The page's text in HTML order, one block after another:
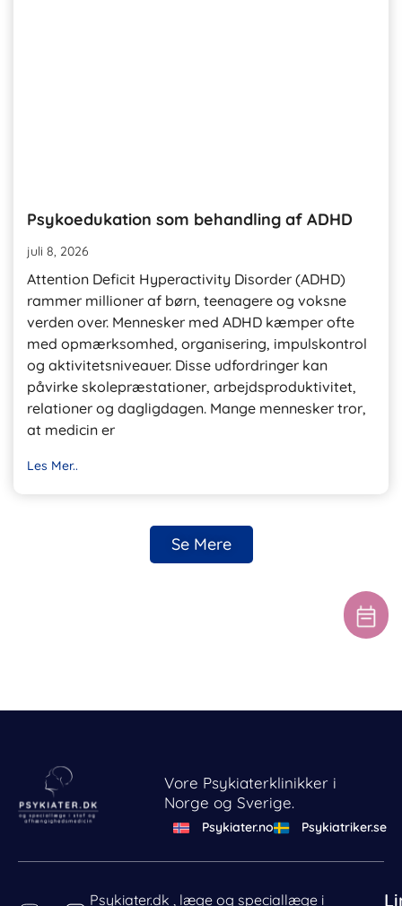
Psykoedukation som behandling af ADHD
juli 8, 2026
Attention Deficit Hyperactivity Disorder (ADHD)
rammer millioner af børn, teenagere og voksne
verden over. Mennesker med ADHD kæmper ofte
med opmærksomhed, organisering, impulskontrol
og aktivitetsniveauer. Disse udfordringer kan
påvirke skolepræstationer, arbejdsproduktivitet,
relationer og dagligdagen. Mange mennesker tror, ​​
at medicin er
Les Mer..
Se Mere
Vore Psykiaterklinikker i
Norge og Sverige.
Psykiater.no Psykiatriker.se
Psykiater.dk , læge og speciallæge i